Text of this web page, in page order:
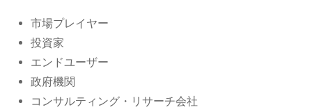
市場プレイヤー
投資家
エンドユーザー
政府機関
コンサルティング・リサーチ会社